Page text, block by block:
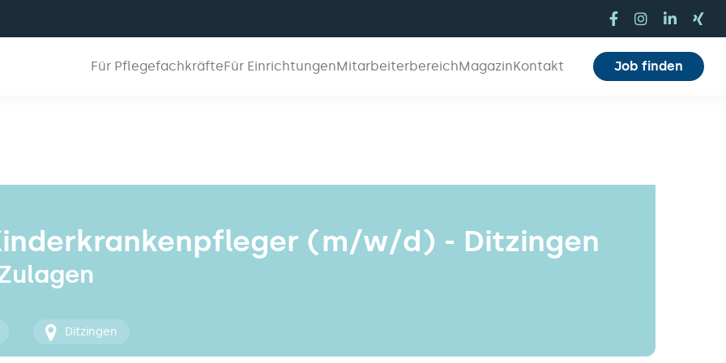
Für PflegefachkräfteFür EinrichtungenMitarbeiterbereichMagazinKontakt Job finden
(m/w/d) - Ditzingen
Ditzingen